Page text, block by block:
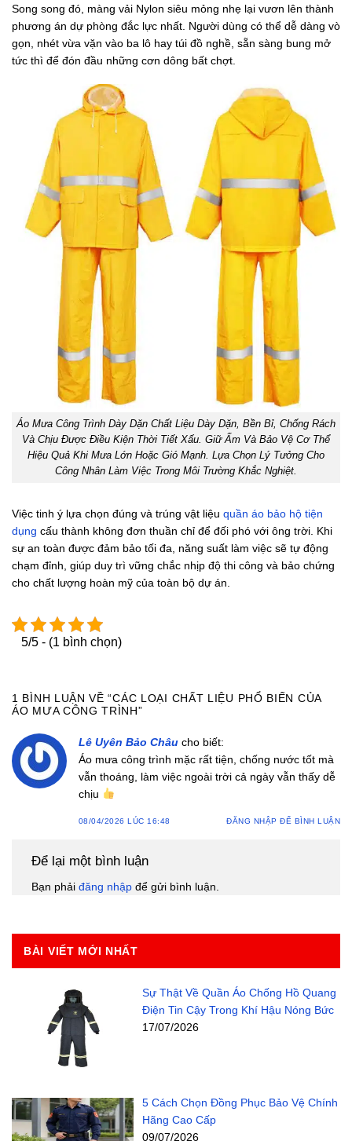
Song song đó, màng vải Nylon siêu mỏng nhẹ lại vươn lên thành
phương án dự phòng đắc lực nhất. Người dùng có thể dễ dàng vò
gọn, nhét vừa vặn vào ba lô hay túi đồ nghề, sẵn sàng bung mở
tức thì để đón đầu những cơn dông bất chợt.
Áo Mưa Công Trình Dày Dặn Chất Liệu Dày Dặn, Bền Bỉ, Chống Rách
Và Chịu Được Điều Kiện Thời Tiết Xấu. Giữ Ấm Và Bảo Vệ Cơ Thể
Hiệu Quả Khi Mưa Lớn Hoặc Gió Mạnh. Lựa Chọn Lý Tưởng Cho
Công Nhân Làm Việc Trong Môi Trường Khắc Nghiệt.
Việc tinh ý lựa chọn đúng và trúng vật liệu quần áo bảo hộ tiện
dụng cấu thành không đơn thuần chỉ để đối phó với ông trời. Khi
sự an toàn được đảm bảo tối đa, năng suất làm việc sẽ tự động
chạm đỉnh, giúp duy trì vững chắc nhịp độ thi công và bảo chứng
cho chất lượng hoàn mỹ của toàn bộ dự án.
5/5 - (1 bình chọn)
1 BÌNH LUẬN VỀ “CÁC LOẠI CHẤT LIỆU PHỔ BIẾN CỦA
ÁO MƯA CÔNG TRÌNH”
Lê Uyên Bảo Châu cho biết:
Áo mưa công trình mặc rất tiện, chống nước tốt mà
vẫn thoáng, làm việc ngoài trời cả ngày vẫn thấy dễ
chịu
08/04/2026 LÚC 16:48 ĐĂNG NHẬP ĐỂ BÌNH LUẬN
Để lại một bình luận
Bạn phải đăng nhập để gửi bình luận.
BÀI VIẾT MỚI NHẤT
Sự Thật Về Quần Áo Chống Hồ Quang
Điện Tin Cậy Trong Khí Hậu Nóng Bức
17/07/2026
5 Cách Chọn Đồng Phục Bảo Vệ Chính
Hãng Cao Cấp
09/07/2026